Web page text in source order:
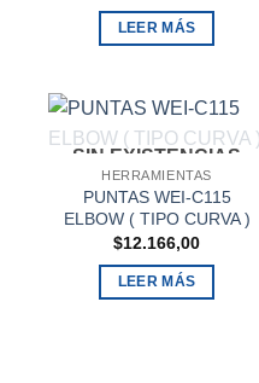
LEER MÁS
SIN EXISTENCIAS
HERRAMIENTAS
PUNTAS WEI-C115
ELBOW ( TIPO CURVA )
$12.166,00
LEER MÁS